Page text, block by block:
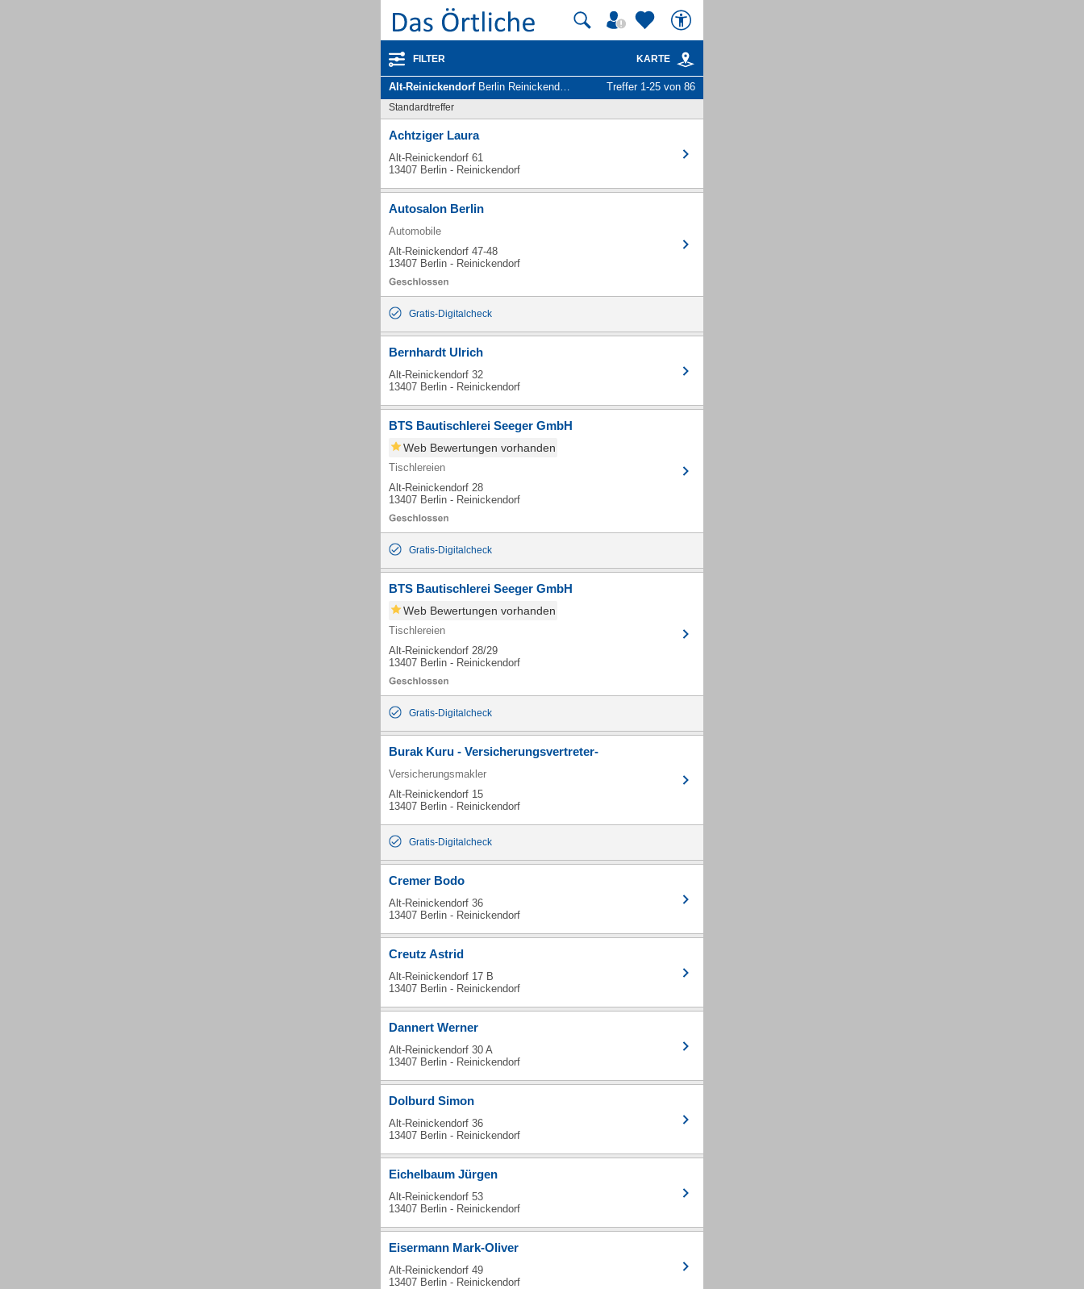
FILTER KARTE
Alt-ReinickendorfBerlin Reinickendorf - Unternehmen und Personen Treffer 1-25 von 86
Standardtreffer
Achtziger Laura
Alt-Reinickendorf 61
13407 Berlin - Reinickendorf
Autosalon Berlin
Automobile
Alt-Reinickendorf 47-48
13407 Berlin - Reinickendorf
Gratis-Digitalcheck
Bernhardt Ulrich
Alt-Reinickendorf 32
13407 Berlin - Reinickendorf
BTS Bautischlerei Seeger GmbH
Web Bewertungen vorhanden
Tischlereien
Alt-Reinickendorf 28
13407 Berlin - Reinickendorf
Gratis-Digitalcheck
BTS Bautischlerei Seeger GmbH
Web Bewertungen vorhanden
Tischlereien
Alt-Reinickendorf 28/29
13407 Berlin - Reinickendorf
Gratis-Digitalcheck
Burak Kuru - Versicherungsvertreter-
Versicherungsmakler
Alt-Reinickendorf 15
13407 Berlin - Reinickendorf
Gratis-Digitalcheck
Cremer Bodo
Alt-Reinickendorf 36
13407 Berlin - Reinickendorf
Creutz Astrid
Alt-Reinickendorf 17 B
13407 Berlin - Reinickendorf
Dannert Werner
Alt-Reinickendorf 30 A
13407 Berlin - Reinickendorf
Dolburd Simon
Alt-Reinickendorf 36
13407 Berlin - Reinickendorf
Eichelbaum Jürgen
Alt-Reinickendorf 53
13407 Berlin - Reinickendorf
Eisermann Mark-Oliver
Alt-Reinickendorf 49
13407 Berlin - Reinickendorf